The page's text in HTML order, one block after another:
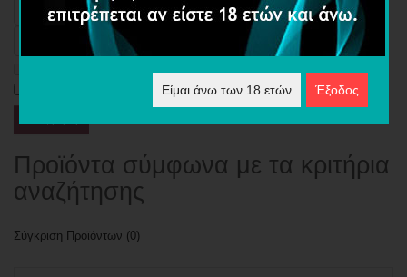
Αναζήτηση στις περιγραφές προϊόντων
Προϊόντα σύμφωνα με τα κριτήρια
αναζήτησης
Σύγκριση Προϊόντων (0)
Είμαι άνω των 18 ετών Έξοδος